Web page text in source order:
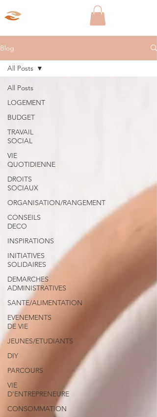
Blog
All Posts
LOGEMENT
BUDGET
TRAVAIL
SOCIAL
VIE
QUOTIDIENNE
DROITS
SOCIAUX
ORGANISATION/RANGEMENT
CONSEILS
DECO
INSPIRATIONS
INITIATIVES
SOLIDAIRES
DEMARCHES
ADMINISTRATIVES
SANTE/ALIMENTATION
EVENEMENTS
DE VIE
JEUNES/ETUDIANTS
DIY
PARCOURS
VIE
D'ENTREPRENEURE
CONSOMMATION
All Posts